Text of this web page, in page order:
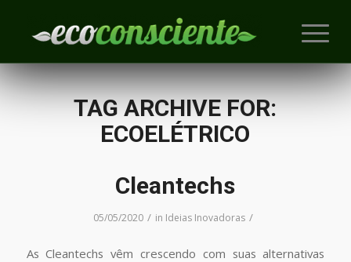
TAG ARCHIVE FOR:
ECOELÉTRICO
Cleantechs
05/05/2020 / in Ideias Inovadoras /
As Cleantechs vêm crescendo com suas alternativas